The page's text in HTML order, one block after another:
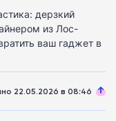
дерзкий
из Лос-
ваш гаджет в
22.05.2026 в 08:46